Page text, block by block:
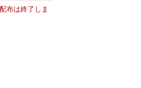
布は終了しま